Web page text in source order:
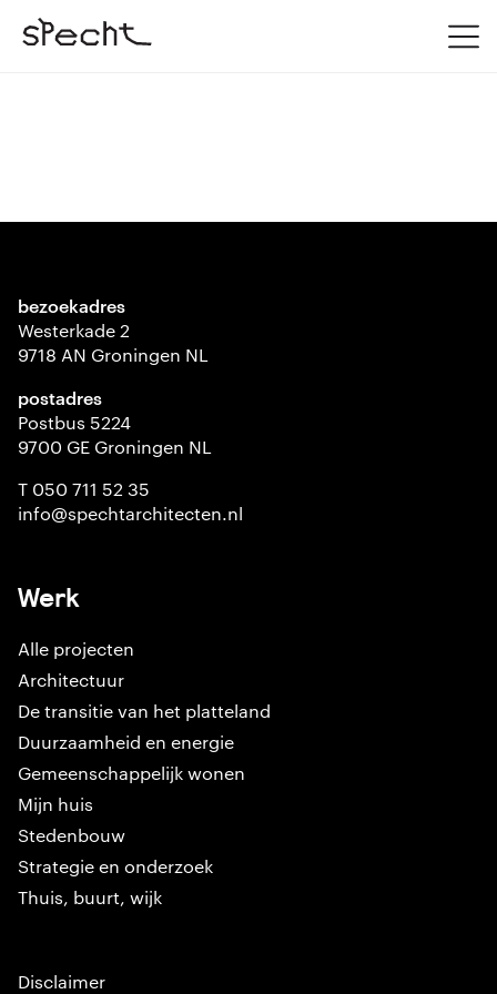
bezoekadres
Westerkade 2
9718 AN Groningen NL
postadres
Postbus 5224
9700 GE Groningen NL
T 050 711 52 35
info@spechtarchitecten.nl
Werk
Alle projecten
Architectuur
De transitie van het platteland
Duurzaamheid en energie
Gemeenschappelijk wonen
Mijn huis
Stedenbouw
Strategie en onderzoek
Thuis, buurt, wijk
Disclaimer